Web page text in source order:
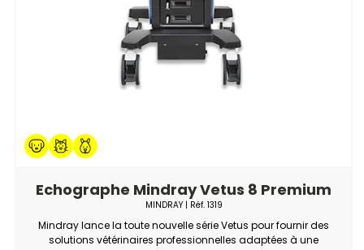
Echographe Mindray Vetus 8 Premium
MINDRAY| Réf. 1319
Mindray lance la toute nouvelle série Vetus pour fournir des
solutions vétérinaires professionnelles adaptées à une